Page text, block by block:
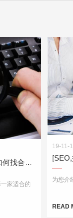
[优化,网站,公司,排名,搜索引擎]如何找合适的公司进行网站优化？
家适合的
19-11-
为您介
READ